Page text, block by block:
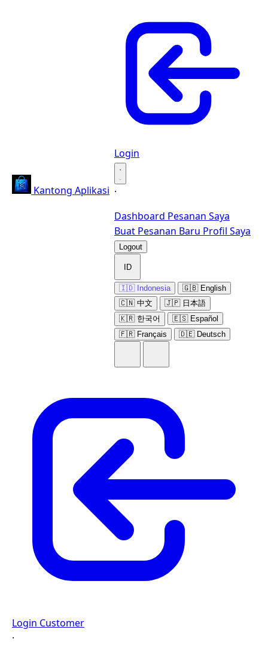
Kantong Aplikasi
Login
·
·
Dashboard Pesanan Saya
Buat Pesanan Baru Profil Saya
Logout
ID
🇮🇩 Indonesia
🇬🇧 English
🇨🇳 中文
🇯🇵 日本語
🇰🇷 한국어
🇪🇸 Español
🇫🇷 Français
🇩🇪 Deutsch
Login Customer
·